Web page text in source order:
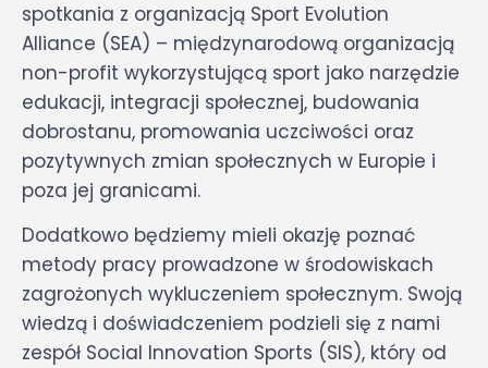
spotkania z organizacją Sport Evolution
Alliance (SEA) – międzynarodową organizacją
non-profit wykorzystującą sport jako narzędzie
edukacji, integracji społecznej, budowania
dobrostanu, promowania uczciwości oraz
pozytywnych zmian społecznych w Europie i
poza jej granicami.
Dodatkowo będziemy mieli okazję poznać
metody pracy prowadzone w środowiskach
zagrożonych wykluczeniem społecznym. Swoją
wiedzą i doświadczeniem podzieli się z nami
zespół Social Innovation Sports (SIS), który od